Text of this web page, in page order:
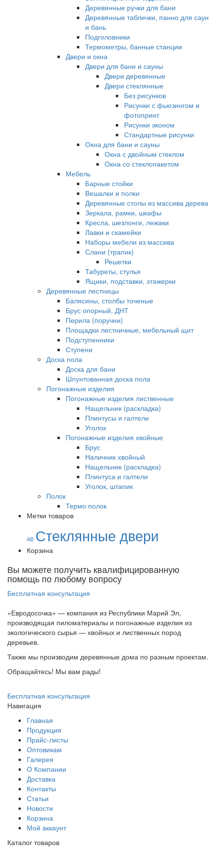
Деревянные ручки для бани
Деревянные таблички, панно для саун
и бань
Подголовники
Термометры, банные станции
Двери и окна
Двери для бани и сауны
Двери деревянные
Двери стеклянные
Без рисунков
Рисунки с фьюзингом и
фотопринт
Рисунки эконом
Стандартные рисунки
Окна для бани и сауны
Окна с двойным стеклом
Окна со стеклопакетом
Мебель
Барные стойки
Вешалки и полки
Деревянные столы из массива дерева
Зеркала, рамки, шкафы
Кресла, шезлонги, лежаки
Лавки и скамейки
Наборы мебели из массива
Слани (трапик)
Решетки
Табуреты, стулья
Ящики, подставки, этажерки
Деревянные лестницы
Балясины, столбы точеные
Брус опорный, ДНТ
Перила (поручни)
Площадки лестничные, мебельный щит
Подступенники
Ступени
Доска пола
Доска для бани
Шпунтованная доска пола
Погонажные изделия
Погонажные изделия лиственные
Нащельник (раскладка)
Плинтусы и галтели
Уголок
Погонажные изделия хвойные
Брус
Наличник хвойный
Нащельник (раскладка)
Плинтуса и галтели
Уголок, штапик
Полок
Термо полок
Метки товаров
АВ Стеклянные двери
Корзина
Вы можете получить квалифицированную
помощь по любому вопросу
Бесплатная консультация
«Евродосочка» — компания из Республики Марий Эл,
производящая пиломатериалы и погонажные изделия из
экологического сырья — хвойных и лиственных пород
деревьев.
Также мы производим деревянные дома по разным проектам.
Обращайтесь! Мы вам рады!
Бесплатная консультация
Навигация
Главная
Продукция
Прайс-листы
Оптовикам
Галерея
О Компании
Доставка
Контакты
Статьи
Новости
Корзина
Мой аккаунт
Каталог товаров